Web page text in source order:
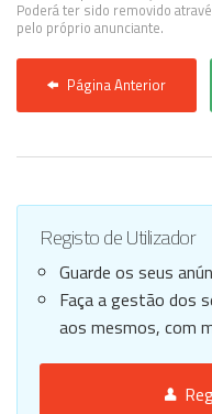
Poderá ter sido removido
pelo próprio anunciante.
Página Anterior
Registo de Utilizador
Guarde os seus
Faça a gestão dos
aos mesmos, com